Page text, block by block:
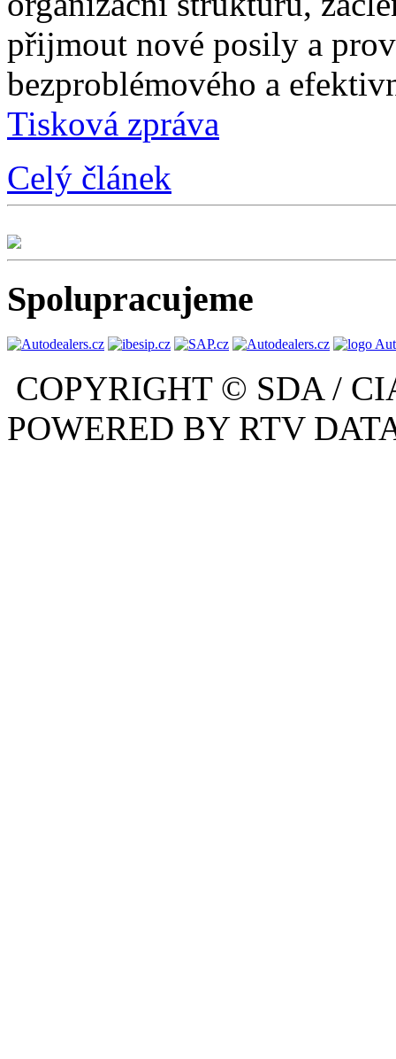
přijmout nové posily a
bezproblémového a
Tisková zpráva
Celý článek
Spolupracujeme
COPYRIGHT © SDA /
POWERED BY RTV